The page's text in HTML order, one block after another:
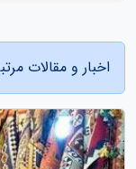
اخبار و مقالات